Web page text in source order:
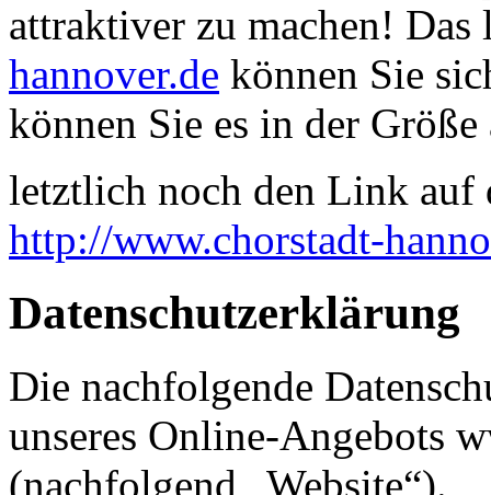
attraktiver zu machen! Das
hannover.de können Sie
können Sie es in der
letztlich noch den Link auf
http://www.chorstadt-
Datenschutzerklärung
Die nachfolgende
unseres Online-Angebots
(nachfolgend „Website“).